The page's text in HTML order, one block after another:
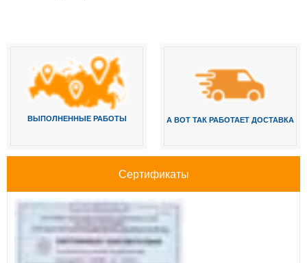
ВЫПОЛНЕННЫЕ РАБОТЫ А ВОТ ТАК РАБОТАЕТ ДОСТАВКА
Сертификаты